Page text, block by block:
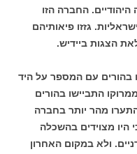
החברה הזו
גזזו פיאותיהם
הצגות ביידיש.
בהורים עם המספר על היד
התביישו בהורים
מהר יותר בחברה
היו מצוידים בהשכלה
ולא במקום האחרון